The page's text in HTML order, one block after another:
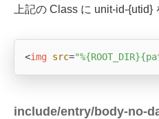
上記の Class に unit-id-{utid}
<img src=
include/entry/body-no-